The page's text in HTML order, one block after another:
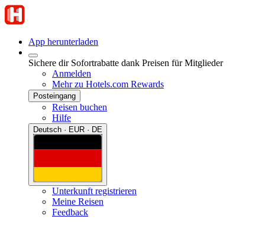
App herunterladen
Sichere dir Sofortrabatte dank Preisen für Mitglieder
Anmelden
Mehr zu Hotels.com Rewards
Posteingang
Reisen buchen
Hilfe
Deutsch · EUR · DE
Unterkunft registrieren
Meine Reisen
Feedback